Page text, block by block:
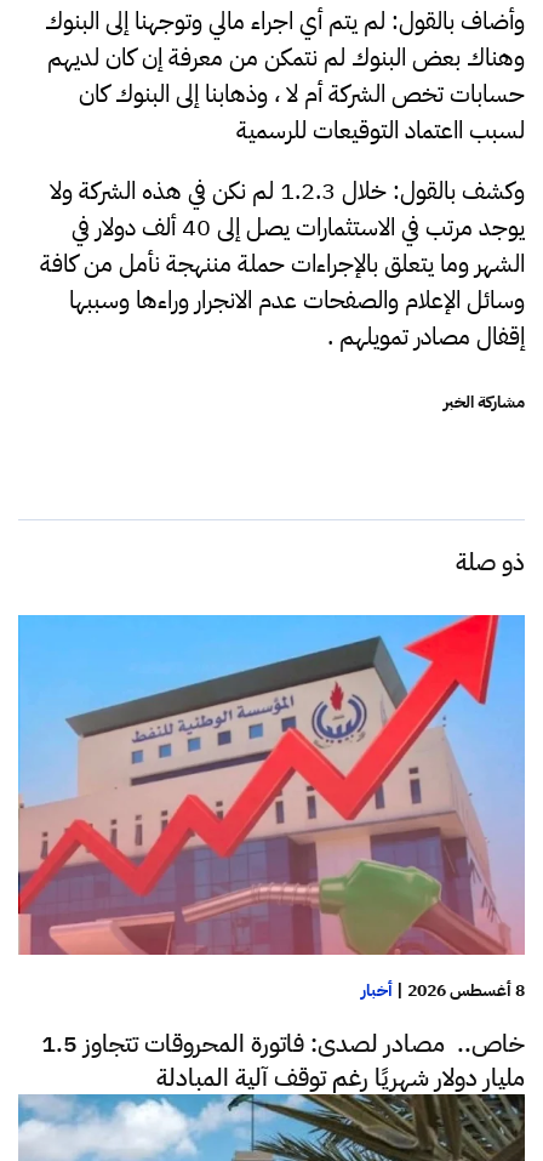
وأضاف بالقول: لم يتم أي اجراء مالي وتوجهنا إلى البنوك
وهناك بعض البنوك لم نتمكن من معرفة إن كان لديهم
حسابات تخص الشركة أم لا ، وذهابنا إلى البنوك كان
لسبب ااعتماد التوقيعات للرسمية
وكشف بالقول: خلال 1.2.3 لم نكن في هذه الشركة ولا
يوجد مرتب في الاستثمارات يصل إلى 40 ألف دولار في
الشهر وما يتعلق بالإجراءات حملة مننهجة نأمل من كافة
وسائل الإعلام والصفحات عدم الانجرار وراءها وسببها
إقفال مصادر تمويلهم .
مشاركة الخبر
ذو صلة
8 أغسطس 2026 | أخبار
خاص.. مصادر لصدى: فاتورة المحروقات تتجاوز 1.5
مليار دولار شهريًا رغم توقف آلية المبادلة